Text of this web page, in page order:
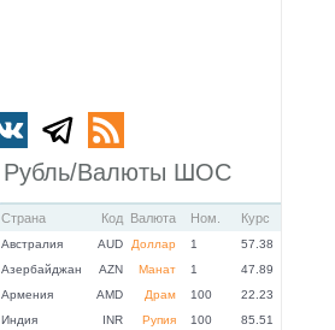
Рубль/Валюты ШОС
Страна Код Валюта Ном. Курс
Австралия AUD Доллар 1
57.38
Азербайджан
AZN Манат 1
47.89
Армения
AMD Драм 100
22.23
Индия
INR Рупия 100
85.51